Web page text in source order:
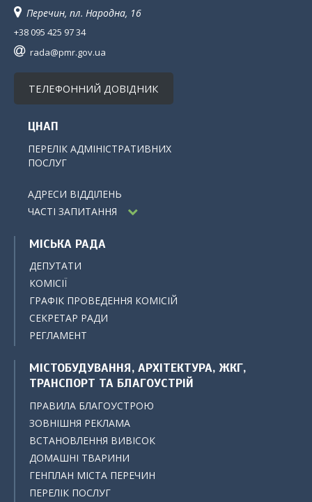
Перечин, пл. Народна, 16
+38 095 425 97 34
rada@pmr.gov.ua
ТЕЛЕФОННИЙ ДОВІДНИК
ЦНАП
ПЕРЕЛІК АДМІНІСТРАТИВНИХ
ПОСЛУГ
АДРЕСИ ВІДДІЛЕНЬ
ЧАСТІ ЗАПИТАННЯ
МІСЬКА РАДА
ДЕПУТАТИ
КОМІСІЇ
ГРАФІК ПРОВЕДЕННЯ КОМІСІЙ
СЕКРЕТАР РАДИ
РЕГЛАМЕНТ
МІСТОБУДУВАННЯ, АРХІТЕКТУРА, ЖКГ,
ТРАНСПОРТ ТА БЛАГОУСТРІЙ
ПРАВИЛА БЛАГОУСТРОЮ
ЗОВНІШНЯ РЕКЛАМА
ВСТАНОВЛЕННЯ ВИВІСОК
ДОМАШНІ ТВАРИНИ
ГЕНПЛАН МІСТА ПЕРЕЧИН
ПЕРЕЛІК ПОСЛУГ